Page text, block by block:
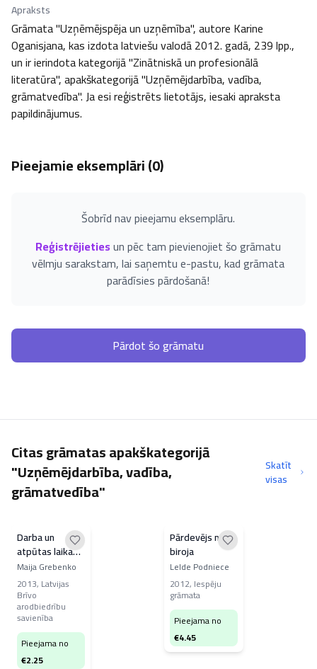
Apraksts
Grāmata "Uzņēmējspēja un uzņēmība", autore Karine
Oganisjana, kas izdota latviešu valodā 2012. gadā, 239 lpp.,
un ir ierindota kategorijā "Zinātniskā un profesionālā
literatūra", apakškategorijā "Uzņēmējdarbība, vadība,
grāmatvedība". Ja esi reģistrēts lietotājs, iesaki apraksta
papildinājumus.
Pieejamie eksemplāri (0)
Šobrīd nav pieejamu eksemplāru.
Reģistrējietiesun pēc tam pievienojiet šo grāmatu
vēlmju sarakstam, lai saņemtu e-pastu, kad grāmata
parādīsies pārdošanā!
Pārdot šo grāmatu
Citas grāmatas apakškategorijā
"Uzņēmējdarbība, vadība,
grāmatvedība"
Skatīt
visas
Darba un
atpūtas laika
uzskaite un
apmaksa
Maija Grebenko
2013, Latvijas
Brīvo
arodbiedrību
savienība
Pieejama no
€2.25
Pārdevējs no
biroja
Lelde Podniece
2012, Iespēju
grāmata
Pieejama no
€4.45